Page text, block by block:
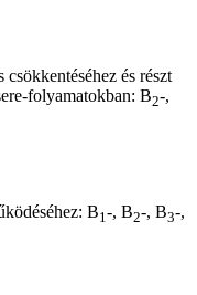
és részt
folyamatokban: B2-,
B1-, B2-, B3-,